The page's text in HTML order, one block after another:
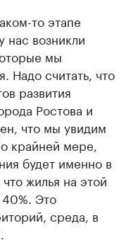
то этапе
нас возникли
мы
Надо считать, что
развития
Ростова и
что мы увидим
крайней мере,
будет именно в
жилья на этой
Это
среда, в